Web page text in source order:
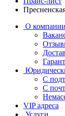
О компании
С
С
VIP адреса